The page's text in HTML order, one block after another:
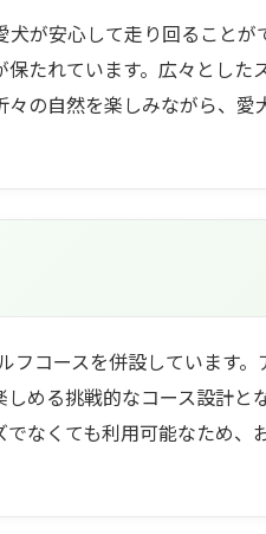
が安心して走り回ることが
たれています。広々とした
の自然を楽しみながら、愛
コースを併設しています。
める挑戦的なコース設計と
なくても利用可能なため、